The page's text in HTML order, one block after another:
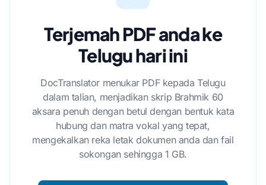
Terjemah PDF anda ke
Telugu hari ini
DocTranslator menukar PDF kepada Telugu
dalam talian, menjadikan skrip Brahmik 60
aksara penuh dengan betul dengan bentuk kata
hubung dan matra vokal yang tepat,
mengekalkan reka letak dokumen anda dan fail
sokongan sehingga 1 GB.